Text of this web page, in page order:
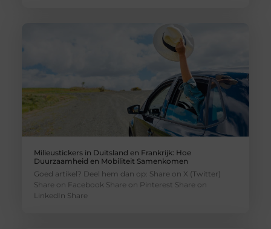
Milieustickers in Duitsland en Frankrijk: Hoe
Duurzaamheid en Mobiliteit Samenkomen
Goed artikel? Deel hem dan op: Share on X (Twitter)
Share on Facebook Share on Pinterest Share on
LinkedIn Share